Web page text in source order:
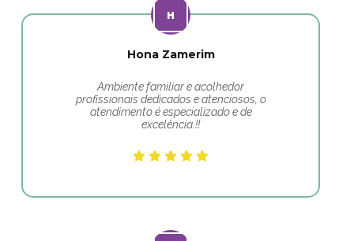
Hona Zamerim
Ambiente familiar e acolhedor
profissionais dedicados e atenciosos, o
atendimento é especializado e de
excelência.!!